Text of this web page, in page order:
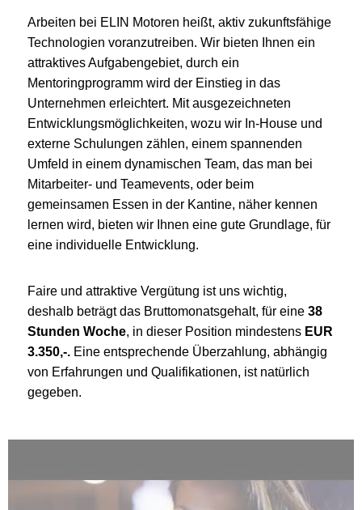
Arbeiten bei ELIN Motoren heißt, aktiv zukunftsfähige
Technologien voranzutreiben. Wir bieten Ihnen ein
attraktives Aufgabengebiet, durch ein
Mentoringprogramm wird der Einstieg in das
Unternehmen erleichtert. Mit ausgezeichneten
Entwicklungsmöglichkeiten, wozu wir In-House und
externe Schulungen zählen, einem spannenden
Umfeld in einem dynamischen Team, das man bei
Mitarbeiter- und Teamevents, oder beim
gemeinsamen Essen in der Kantine, näher kennen
lernen wird, bieten wir Ihnen eine gute Grundlage, für
eine individuelle Entwicklung.
Faire und attraktive Vergütung ist uns wichtig,
deshalb beträgt das Bruttomonatsgehalt, für eine 38
Stunden Woche, in dieser Position mindestens EUR
3.350,-. Eine entsprechende Überzahlung, abhängig
von Erfahrungen und Qualifikationen, ist natürlich
gegeben.